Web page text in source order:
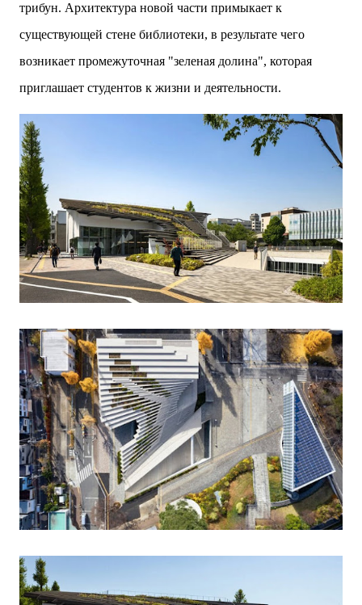
трибун. Архитектура новой части примыкает к
существующей стене библиотеки, в результате чего
возникает промежуточная "зеленая долина", которая
приглашает студентов к жизни и деятельности.